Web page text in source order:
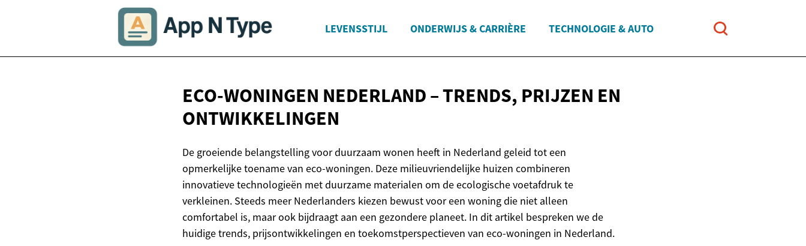
LEVENSSTIJL ONDERWIJS & CARRIÈRE TECHNOLOGIE & AUTO
ECO-WONINGEN NEDERLAND – TRENDS, PRIJZEN EN
ONTWIKKELINGEN
De groeiende belangstelling voor duurzaam wonen heeft in Nederland geleid tot een
opmerkelijke toename van eco-woningen. Deze milieuvriendelijke huizen combineren
innovatieve technologieën met duurzame materialen om de ecologische voetafdruk te
verkleinen. Steeds meer Nederlanders kiezen bewust voor een woning die niet alleen
comfortabel is, maar ook bijdraagt aan een gezondere planeet. In dit artikel bespreken we de
huidige trends, prijsontwikkelingen en toekomstperspectieven van eco-woningen in Nederland.